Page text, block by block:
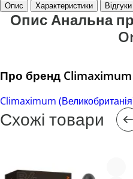
Опис Характеристики Відгуки
Опис Анальна
Про бренд
Climaximum
Схожі товари